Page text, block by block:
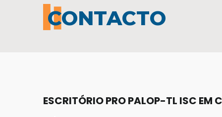
CONTACTO
ESCRITÓRIO PRO PALOP-TL ISC EM